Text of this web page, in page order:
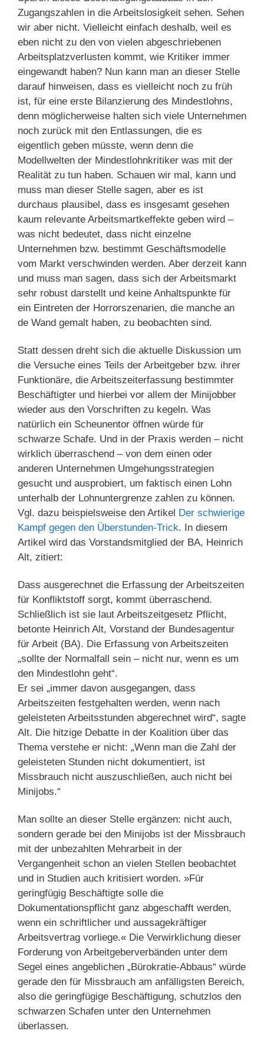
Zugangszahlen in die Arbeitslosigkeit sehen. Sehen
wir aber nicht. Vielleicht einfach deshalb, weil es
eben nicht zu den von vielen abgeschriebenen
Arbeitsplatzverlusten kommt, wie Kritiker immer
eingewandt haben? Nun kann man an dieser Stelle
darauf hinweisen, dass es vielleicht noch zu früh
ist, für eine erste Bilanzierung des Mindestlohns,
denn möglicherweise halten sich viele Unternehmen
noch zurück mit den Entlassungen, die es
eigentlich geben müsste, wenn denn die
Modellwelten der Mindestlohnkritiker was mit der
Realität zu tun haben. Schauen wir mal, kann und
muss man dieser Stelle sagen, aber es ist
durchaus plausibel, dass es insgesamt gesehen
kaum relevante Arbeitsmartkeffekte geben wird –
was nicht bedeutet, dass nicht einzelne
Unternehmen bzw. bestimmt Geschäftsmodelle
vom Markt verschwinden werden. Aber derzeit kann
und muss man sagen, dass sich der Arbeitsmarkt
sehr robust darstellt und keine Anhaltspunkte für
ein Eintreten der Horrorszenarien, die manche an
de Wand gemalt haben, zu beobachten sind.
Statt dessen dreht sich die aktuelle Diskussion um
die Versuche eines Teils der Arbeitgeber bzw. ihrer
Funktionäre, die Arbeitszeiterfassung bestimmter
Beschäftigter und hierbei vor allem der Minijobber
wieder aus den Vorschriften zu kegeln. Was
natürlich ein Scheunentor öffnen würde für
schwarze Schafe. Und in der Praxis werden – nicht
wirklich überraschend – von dem einen oder
anderen Unternehmen Umgehungsstrategien
gesucht und ausprobiert, um faktisch einen Lohn
unterhalb der Lohnuntergrenze zahlen zu können.
Vgl. dazu beispielsweise den Artikel Der schwierige
Kampf gegen den Überstunden-Trick. In diesem
Artikel wird das Vorstandsmitglied der BA, Heinrich
Alt, zitiert:
Dass ausgerechnet die Erfassung der Arbeitszeiten
für Konfliktstoff sorgt, kommt überraschend.
Schließlich ist sie laut Arbeitszeitgesetz Pflicht,
betonte Heinrich Alt, Vorstand der Bundesagentur
für Arbeit (BA). Die Erfassung von Arbeitszeiten
„sollte der Normalfall sein – nicht nur, wenn es um
den Mindestlohn geht“.
Er sei „immer davon ausgegangen, dass
Arbeitszeiten festgehalten werden, wenn nach
geleisteten Arbeitsstunden abgerechnet wird“, sagte
Alt. Die hitzige Debatte in der Koalition über das
Thema verstehe er nicht: „Wenn man die Zahl der
geleisteten Stunden nicht dokumentiert, ist
Missbrauch nicht auszuschließen, auch nicht bei
Minijobs.“
Man sollte an dieser Stelle ergänzen: nicht auch,
sondern gerade bei den Minijobs ist der Missbrauch
mit der unbezahlten Mehrarbeit in der
Vergangenheit schon an vielen Stellen beobachtet
und in Studien auch kritisiert worden. »Für
geringfügig Beschäftigte solle die
Dokumentationspflicht ganz abgeschafft werden,
wenn ein schriftlicher und aussagekräftiger
Arbeitsvertrag vorliege.« Die Verwirklichung dieser
Forderung von Arbeitgeberverbänden unter dem
Segel eines angeblichen „Bürokratie-Abbaus“ würde
gerade den für Missbrauch am anfälligsten Bereich,
also die geringfügige Beschäftigung, schutzlos den
schwarzen Schafen unter den Unternehmen
überlassen.